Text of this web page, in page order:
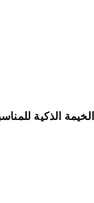
الذكية